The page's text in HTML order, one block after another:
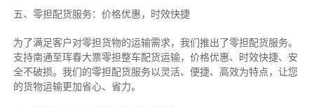
五、零担配货服务：价格优惠，时效快捷
为了满足客户对零担货物的运输需求，我们推出了零担配货服务。
支持南通至珲春大票零担整车配货运输，价格优惠、时效快捷、安
全不破损。我们的零担配货服务以灵活、便捷、高效为特点，让您
的货物运输更加省心、省力。